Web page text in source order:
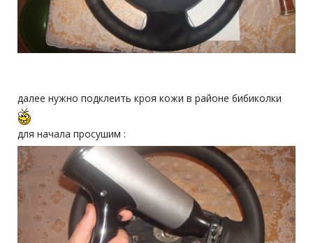
далее нужно подклеить кроя кожи в районе бибиколки
для начала просушим :